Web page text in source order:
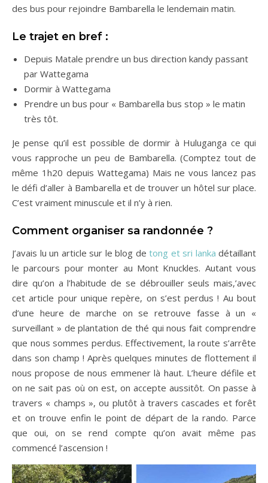
des bus pour rejoindre Bambarella le lendemain matin.
Le trajet en bref :
Depuis Matale prendre un bus direction kandy passant
par Wattegama
Dormir à Wattegama
Prendre un bus pour « Bambarella bus stop » le matin
très tôt.
Je pense qu’il est possible de dormir à Huluganga ce qui
vous rapproche un peu de Bambarella. (Comptez tout de
même 1h20 depuis Wattegama) Mais ne vous lancez pas
le défi d’aller à Bambarella et de trouver un hôtel sur place.
C’est vraiment minuscule et il n’y à rien.
Comment organiser sa randonnée ?
J’avais lu un article sur le blog de tong et sri lanka détaillant
le parcours pour monter au Mont Knuckles. Autant vous
dire qu’on a l’habitude de se débrouiller seuls mais,’avec
cet article pour unique repère, on s’est perdus ! Au bout
d’une heure de marche on se retrouve fasse à un «
surveillant » de plantation de thé qui nous fait comprendre
que nous sommes perdus. Effectivement, la route s’arrête
dans son champ ! Après quelques minutes de flottement il
nous propose de nous emmener là haut. L’heure défile et
on ne sait pas où on est, on accepte aussitôt. On passe à
travers « champs », ou plutôt à travers cascades et forêt
et on trouve enfin le point de départ de la rando. Parce
que oui, on se rend compte qu’on avait même pas
commencé l’ascension !